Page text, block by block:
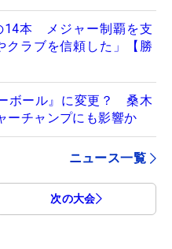
14本 メジャー制覇を支
クラブを信頼した」【勝
ボール』に変更？ 桑木
ーチャンプにも影響か
ニュース一覧
次の大会